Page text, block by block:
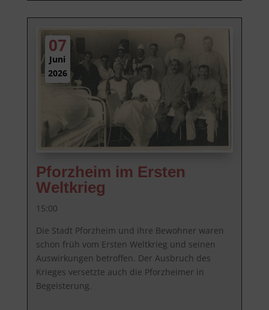
07
Juni
2026
Pforzheim im Ersten
Weltkrieg
15:00
Die Stadt Pforzheim und ihre Bewohner waren
schon früh vom Ersten Weltkrieg und seinen
Auswirkungen betroffen. Der Ausbruch des
Krieges versetzte auch die Pforzheimer in
Begeisterung.